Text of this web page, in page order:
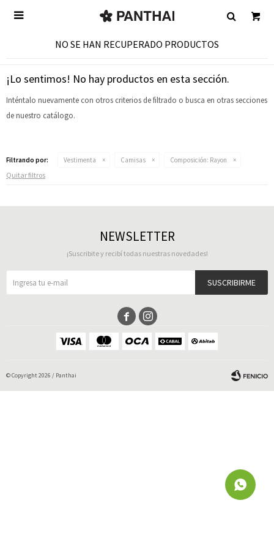

NO SE HAN RECUPERADO PRODUCTOS
¡Lo sentimos! No hay productos en esta sección.
Inténtalo nuevamente con otros criterios de filtrado o busca en otras secciones
de nuestro catálogo.
Filtrando por: Vestimenta Camisas Composición: Rayon
Quitar filtros
NEWSLETTER
¡Suscribite y recibí todas nuestras novedades!
SUSCRIBIRME
 
© Copyright 2026 / Panthai